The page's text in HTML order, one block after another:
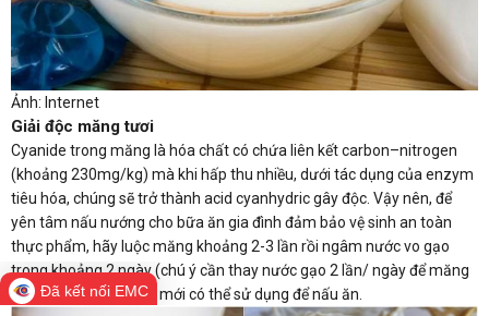
Ảnh: Internet
Giải độc măng tươi
Cyanide trong măng là hóa chất có chứa liên kết carbon–nitrogen
(khoảng 230mg/kg) mà khi hấp thu nhiều, dưới tác dụng của enzym
tiêu hóa, chúng sẽ trở thành acid cyanhydric gây độc. Vậy nên, để
yên tâm nấu nướng cho bữa ăn gia đình đảm bảo vệ sinh an toàn
thực phẩm, hãy luộc măng khoảng 2-3 lần rồi ngâm nước vo gạo
trong khoảng 2 ngày (chú ý cần thay nước gạo 2 lần/ ngày để măng
không bị thối), sau đó mới có thể sử dụng để nấu ăn.
Đã kết nối EMC